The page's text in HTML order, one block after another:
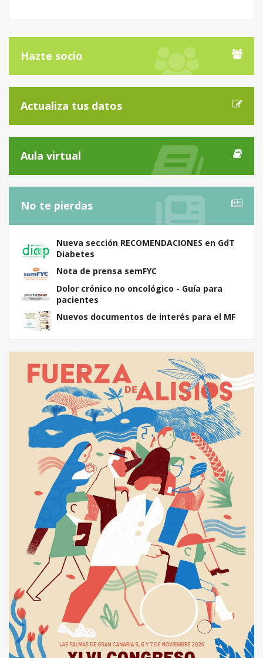
Hazte socio
Actualiza tus datos
Aula virtual
No te pierdas
Nueva sección RECOMENDACIONES en GdT
Diabetes
Nota de prensa semFYC
Dolor crónico no oncológico - Guía para
pacientes
Nuevos documentos de interés para el MF